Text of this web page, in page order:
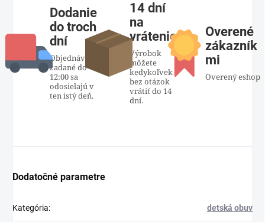
Dodanie
do troch
dní
Objednávky
zadané do
12:00 sa
odosielajú v
ten istý deň.
14 dní
na
vrátenie
Výrobok
môžete
kedykoľvek
bez otázok
vrátiť do 14
dní.
Overené
zákazník
mi
Overený eshop
Dodatočné parametre
Kategória: detská obuv